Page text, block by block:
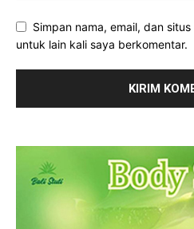
Simpan nama, email, dan
untuk lain kali saya berkomentar.